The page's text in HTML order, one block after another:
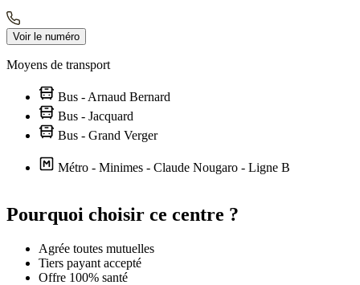
Voir le numéro
Moyens de transport
Bus - Arnaud Bernard
Bus - Jacquard
Bus - Grand Verger
Métro - Minimes - Claude Nougaro - Ligne B
+
OpenStreetMap
Pourquoi choisir ce centre ?
Agrée toutes mutuelles
Tiers payant accepté
Offre 100% santé